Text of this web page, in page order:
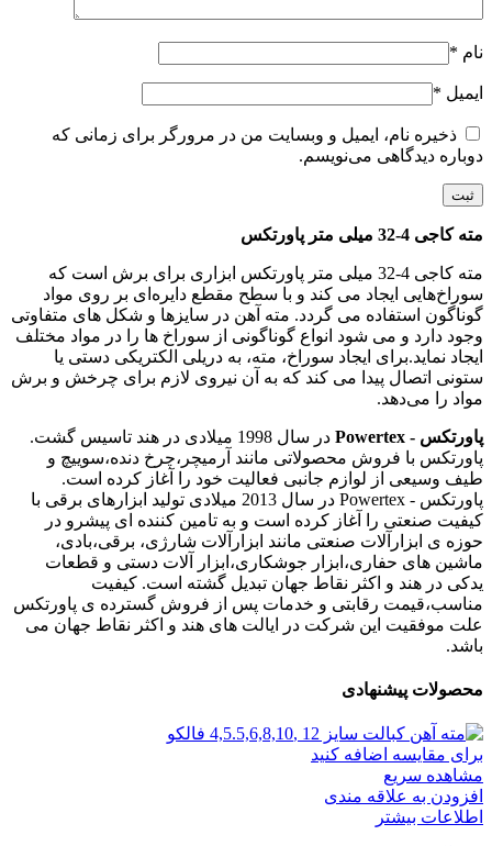
نام *
ایمیل *
ذخیره نام، ایمیل و وبسایت من در مرورگر برای زمانی که
دوباره دیدگاهی می‌نویسم.
مته کاجی 4-32 میلی متر پاورتکس
مته کاجی 4-32 میلی متر پاورتکس ابزاری برای برش است که
سوراخ‌هایی ایجاد می کند و با سطح مقطع دایره‌ای بر روی مواد
گوناگون استفاده می‌ گردد. مته آهن در سایزها و شکل های متفاوتی
وجود دارد و می‌ شود انواع گوناگونی از سوراخ ها را در مواد مختلف
ایجاد نماید.برای ایجاد سوراخ، مته، به دریلی الکتریکی دستی یا
ستونی اتصال پیدا می کند که به آن نیروی لازم برای چرخش و برش
مواد را می‌دهد.
پاورتکس - Powertex
در سال 1998 میلادی در هند تاسیس گشت.
پاورتکس با فروش محصولاتی مانند آرمیچر،چرخ دنده،سوییچ و
طیف وسیعی از لوازم جانبی فعالیت خود را آغاز کرده است.
پاورتکس - Powertex در سال 2013 میلادی تولید ابزارهای برقی با
کیفیت صنعتی را آغاز کرده است و به تامین کننده ای پیشرو در
حوزه ی ابزارآلات صنعتی مانند ابزارآلات شارژی، برقی،بادی،
ماشین های حفاری،ابزار جوشکاری،ابزار آلات دستی و قطعات
یدکی در هند و اکثر نقاط جهان تبدیل گشته است. کیفیت
مناسب،قیمت رقابتی و خدمات پس از فروش گسترده ی پاورتکس
علت موفقیت این شرکت در ایالت های هند و اکثر نقاط جهان می
باشد.
محصولات پیشنهادی
برای مقایسه اضافه کنید
مشاهده سریع
افزودن به علاقه مندی
اطلاعات بیشتر